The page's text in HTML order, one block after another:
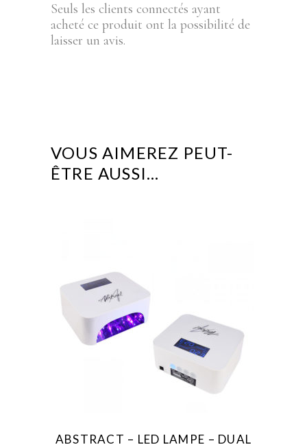
Seuls les clients connectés ayant
acheté ce produit ont la possibilité de
laisser un avis.
VOUS AIMEREZ PEUT-
ÊTRE AUSSI…
ABSTRACT – LED LAMPE – DUAL